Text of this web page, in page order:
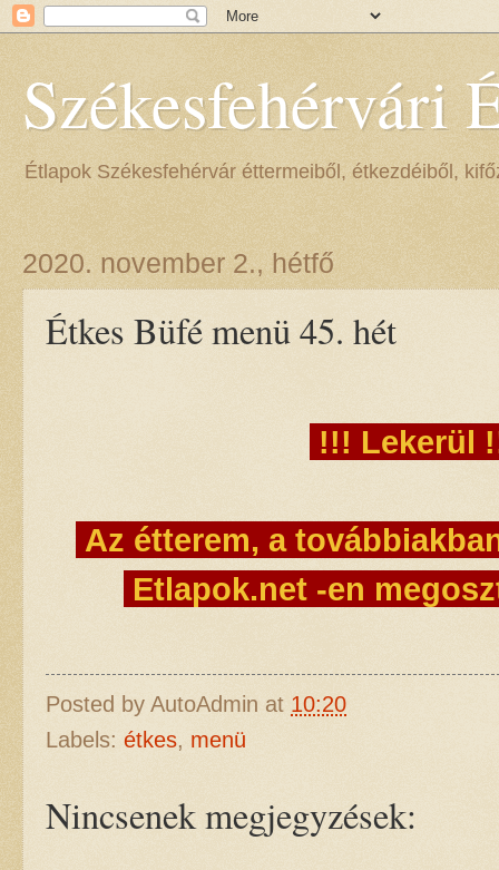
Székesfehérvári
Étlapok Székesfehérvár éttermeiből, étkezdéiből,
2020. november 2., hétfő
Étkes Büfé menü 45. hét
!!! Lekerül
Az étterem, a
Etlapok.net -en
Posted by AutoAdmin at 10:20
Labels: étkes, menü
Nincsenek megjegyzések: